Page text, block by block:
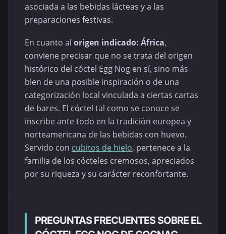
asociada a las bebidas lácteas y a las
preparaciones festivas.
En cuanto al origen indicado: África,
conviene precisar que no se trata del origen
histórico del cóctel Egg Nog en sí, sino más
bien de una posible inspiración o de una
categorización local vinculada a ciertas cartas
de bares. El cóctel tal como se conoce se
inscribe ante todo en la tradición europea y
norteamericana de las bebidas con huevo.
Servido con cubitos de hielo, pertenece a la
familia de los cócteles cremosos, apreciados
por su riqueza y su carácter reconfortante.
PREGUNTAS FRECUENTES SOBRE EL